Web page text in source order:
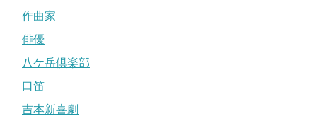
作曲家
俳優
八ケ岳倶楽部
口笛
吉本新喜劇